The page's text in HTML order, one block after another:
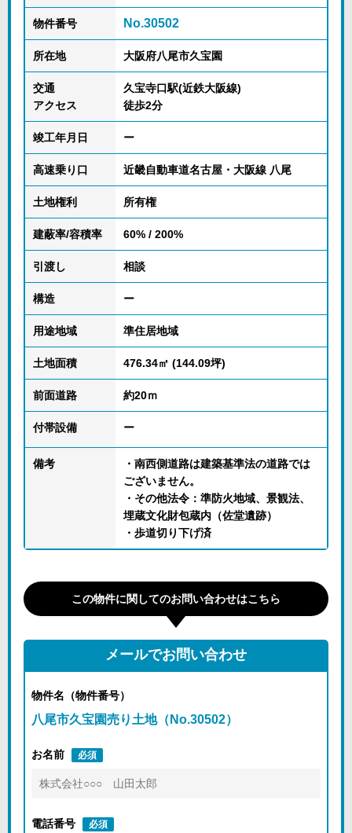
物件番号 No.30502
所在地 大阪府八尾市久宝園
交通
アクセス
久宝寺口駅(近鉄大阪線)
徒歩2分
竣工年月日 ー
高速乗り口 近畿自動車道名古屋・大阪線 八尾
土地権利 所有権
建蔽率/容積率 60% / 200%
引渡し 相談
構造 ー
用途地域 準住居地域
土地面積 476.34㎡ (144.09坪)
前面道路 約20ｍ
付帯設備 ー
備考
・南西側道路は建築基準法の道路では
ございません。
・その他法令：準防火地域、景観法、
埋蔵文化財包蔵内（佐堂遺跡）
・歩道切り下げ済
この物件に関してのお問い合わせはこちら
メールでお問い合わせ
物件名（物件番号）
八尾市久宝園売り土地（No.30502）
お名前 必須
電話番号 必須